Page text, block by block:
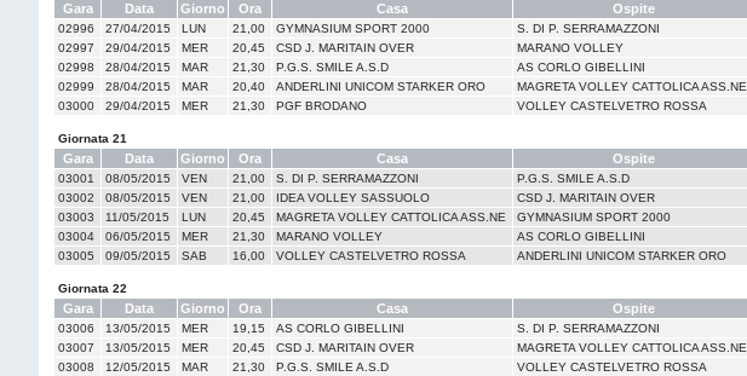
Gara Data Giorno Ora Casa Ospite
02996 27/04/2015 LUN 21,00 GYMNASIUM SPORT 2000 S. DI P. SERRAMAZZONI
02997 29/04/2015 MER 20,45 CSD J. MARITAIN OVER MARANO VOLLEY
02998 28/04/2015 MAR 21,30 P.G.S. SMILE A.S.D AS CORLO GIBELLINI
02999 28/04/2015 MAR 20,40 ANDERLINI UNICOM STARKER ORO MAGRETA VOLLEY CATTOLICA ASS.NE
03000 29/04/2015 MER 21,30 PGF BRODANO VOLLEY CASTELVETRO ROSSA
Giornata 21
Gara Data Giorno Ora Casa Ospite
03001 08/05/2015 VEN 21,00 S. DI P. SERRAMAZZONI P.G.S. SMILE A.S.D
03002 08/05/2015 VEN 21,00 IDEA VOLLEY SASSUOLO CSD J. MARITAIN OVER
03003 11/05/2015 LUN 20,45 MAGRETA VOLLEY CATTOLICA ASS.NE GYMNASIUM SPORT 2000
03004 06/05/2015 MER 21,30 MARANO VOLLEY AS CORLO GIBELLINI
03005 09/05/2015 SAB 16,00 VOLLEY CASTELVETRO ROSSA ANDERLINI UNICOM STARKER ORO
Giornata 22
Gara Data Giorno Ora Casa Ospite
03006 13/05/2015 MER 19,15 AS CORLO GIBELLINI S. DI P. SERRAMAZZONI
03007 13/05/2015 MER 20,45 CSD J. MARITAIN OVER MAGRETA VOLLEY CATTOLICA ASS.NE
03008 12/05/2015 MAR 21,30 P.G.S. SMILE A.S.D VOLLEY CASTELVETRO ROSSA